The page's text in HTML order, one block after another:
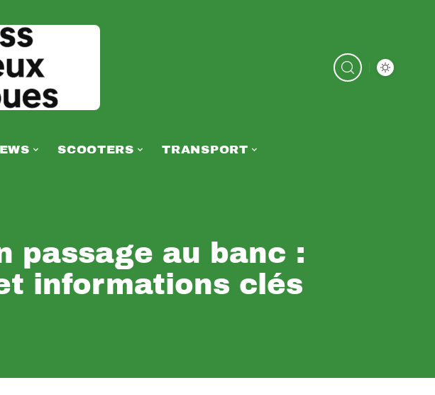
SCOOTERS TRANSPORT
passage au banc :
informations clés